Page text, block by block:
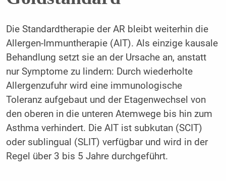
Die Standardtherapie der AR bleibt weiterhin die
Allergen-Immuntherapie (AIT). Als einzige kausale
Behandlung setzt sie an der Ursache an, anstatt
nur Symptome zu lindern: Durch wiederholte
Allergenzufuhr wird eine immunologische
Toleranz aufgebaut und der Etagenwechsel von
den oberen in die unteren Atemwege bis hin zum
Asthma verhindert. Die AIT ist subkutan (SCIT)
oder sublingual (SLIT) verfügbar und wird in der
Regel über 3 bis 5 Jahre durchgeführt.